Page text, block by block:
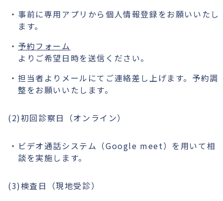
事前に専用アプリから個人情報登録をお願いいたし
ます。
予約フォーム
よりご希望日時を送信ください。
担当者よりメールにてご連絡差し上げます。予約調
整をお願いいたします。
(2)初回診察日（オンライン）
ビデオ通話システム（Google meet）を用いて相
談を実施します。
(3)検査日（現地受診）